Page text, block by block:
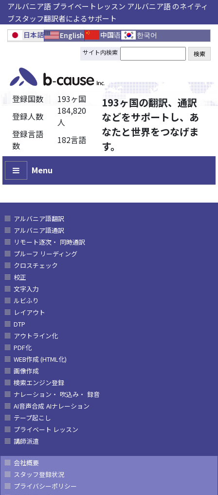
アルバニア語 プライベートレッスン アルバニア語 のネイティ
ブスタッフ翻訳者によるサポート